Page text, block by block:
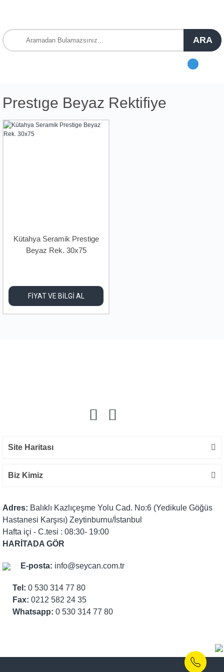
ARA
Prestıge Beyaz Rektifiye
Kütahya Seramik Prestige
Beyaz Rek. 30x75
FİYAT VE BİLGİ AL
Site Haritası
Biz Kimiz
Adres: Balıklı Kazlıçeşme Yolu Cad. No:6 (Yedikule Göğüs
Hastanesi Karşısı) Zeytinburnu/İstanbul
Hafta içi - C.tesi : 08:30- 19:00
HARİTADA GÖR
E-posta: info@seycan.com.tr
Tel: 0 530 314 77 80
Fax: 0212 582 24 35
Whatsapp: 0 530 314 77 80